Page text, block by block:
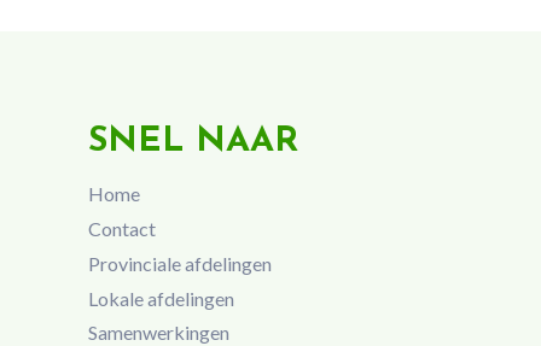
SNEL NAAR
Home
Contact
Provinciale afdelingen
Lokale afdelingen
Samenwerkingen